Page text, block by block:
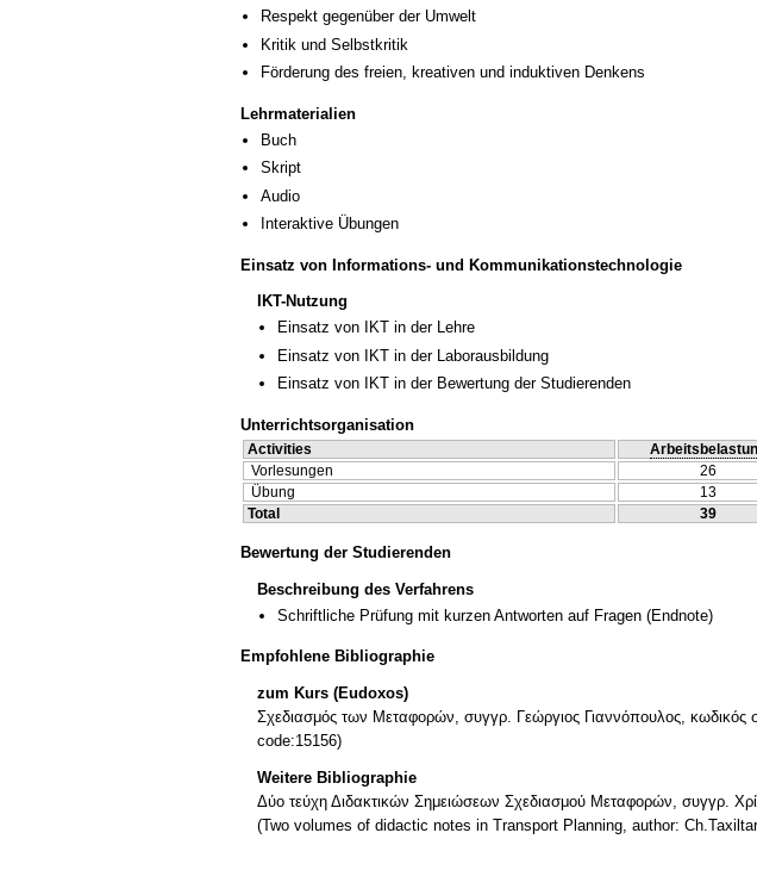
Respekt gegenüber der Umwelt
Kritik und Selbstkritik
Förderung des freien, kreativen und induktiven Denkens
Lehrmaterialien
Buch
Skript
Audio
Interaktive Übungen
Einsatz von Informations- und Kommunikationstechnologie
IKT-Nutzung
Einsatz von IKT in der Lehre
Einsatz von IKT in der Laborausbildung
Einsatz von IKT in der Bewertung der Studierenden
Unterrichtsorganisation
Activities
Vorlesungen
26
Übung
13
Total
39
Bewertung der Studierenden
Beschreibung des Verfahrens
Schriftliche Prüfung mit kurzen Antworten auf Fragen (Endnote)
Empfohlene Bibliographie
zum Kurs (Eudoxos)
Σχεδιασμός των Μεταφορών, συγγρ. Γεώργιος Γιαννόπουλος,
code:15156)
Weitere Bibliographie
Δύο τεύχη Διδακτικών Σημειώσεων Σχεδιασμού Μεταφορών, συγγρ.
(Two volumes of didactic notes in Transport Planning, author: